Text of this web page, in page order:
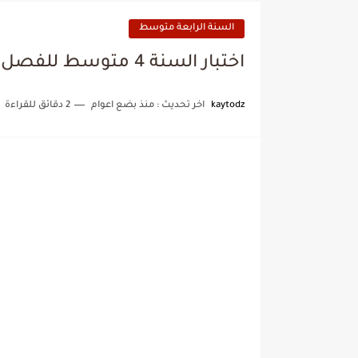
السنة الرابعة متوسط
اختبار السنة 4 متوسط للفصل الاول في الفيزياء مع الحل
kaytodz اخر تحديث : منذ بضع اعوام 2 دقائق للقراءة